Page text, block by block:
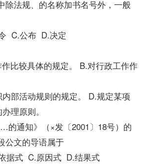
法规、的名称加书名号外，一般
C.公布 D.决定
较具体的规定。 B.对行政工作作
部活动规则的规定。 D.规定某项
理原则。
通知》（×发〔2001〕18号）的
文的导语属于
式 C.原因式 D.结果式